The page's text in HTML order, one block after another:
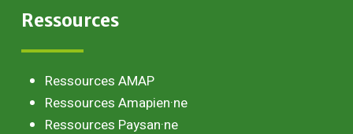
Ressources
Ressources AMAP
Ressources Amapien·ne
Ressources Paysan·ne